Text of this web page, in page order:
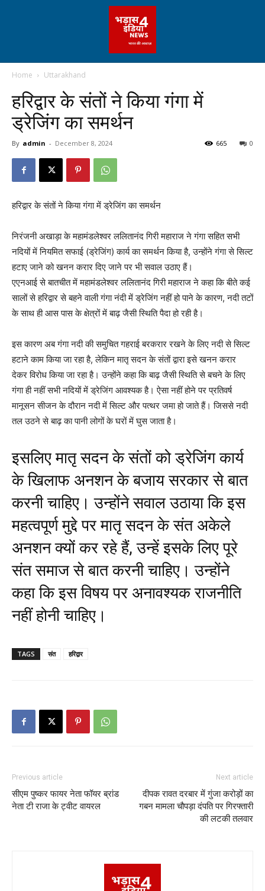
Home Uttarakhand
हरिद्वार के संतों ने किया गंगा में
ड्रेजिंग का समर्थन
By admin - December 8, 2024 0
665
हरिद्वार के संतों ने किया गंगा में ड्रेजिंग का समर्थन
निरंजनी अखाड़ा के महामंडलेश्वर ललितानंद गिरी महाराज ने गंगा सहित सभी
नदियों में नियमित सफाई (ड्रेजिंग) कार्य का समर्थन किया है, उन्होंने गंगा से सिल्ट
हटाए जाने को खनन करार दिए जाने पर भी सवाल उठाए हैं।
एएनआई से बातचीत में महामंडलेश्वर ललितानंद गिरी महाराज ने कहा कि बीते कई
सालों से हरिद्वार से बहने वाली गंगा नंदी में ड्रेजिंग नहीं हो पाने के कारण, नदी तटों
के साथ ही आस पास के क्षेत्रों में बाढ़ जैसी स्थिति पैदा हो रही है।
इस कारण अब गंगा नदी की समुचित गहराई बरकरार रखने के लिए नदी से सिल्ट
हटाने काम किया जा रहा है, लेकिन मातृ सदन के संतों द्वारा इसे खनन करार
देकर विरोध किया जा रहा है। उन्होंने कहा कि बाढ़ जैसी स्थिति से बचने के लिए
गंगा ही नहीं सभी नदियों में ड्रेजिंग आवश्यक है। ऐसा नहीं होने पर प्रतिवर्ष
मानूसन सीजन के दौरान नदी में सिल्ट और पत्थर जमा हो जाते हैं। जिससे नदी
तल उठने से बाढ़ का पानी लोगों के घरों में घुस जाता है।
इसलिए मातृ सदन के संतों को ड्रेजिंग कार्य
के खिलाफ अनशन के बजाय सरकार से बात
करनी चाहिए। उन्होंने सवाल उठाया कि इस
महत्वपूर्ण मुद्दे पर मातृ सदन के संत अकेले
अनशन क्यों कर रहे हैं, उन्हें इसके लिए पूरे
संत समाज से बात करनी चाहिए। उन्होंने
कहा कि इस विषय पर अनावश्यक राजनीति
नहीं होनी चाहिए।
TAGS संत हरिद्वार
Previous article
सीएम पुष्कर फायर नेता फॉयर ब्रांड
नेता टी राजा के ट्वीट वायरल
Next article
दीपक रावत दरबार में गुंजा करोड़ों का
गबन मामला चौपड़ा दंपति पर गिरफ्तारी
की लटकी तलवार